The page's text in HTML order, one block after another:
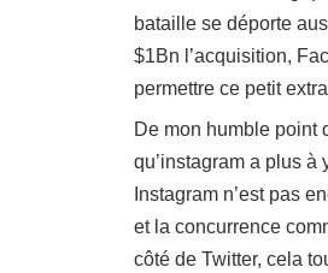
bataille se déporte
$1Bn l’acquisition,
permettre ce petit
De mon humble point
qu’instagram a plus à
Instagram n’est pas
et la concurrence
côté de Twitter, cela